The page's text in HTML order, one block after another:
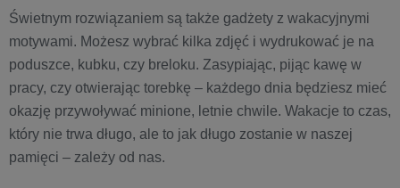
Świetnym rozwiązaniem są także gadżety z wakacyjnymi
motywami. Możesz wybrać kilka zdjęć i wydrukować je na
poduszce, kubku, czy breloku. Zasypiając, pijąc kawę w
pracy, czy otwierając torebkę – każdego dnia będziesz mieć
okazję przywoływać minione, letnie chwile. Wakacje to czas,
który nie trwa długo, ale to jak długo zostanie w naszej
pamięci – zależy od nas.